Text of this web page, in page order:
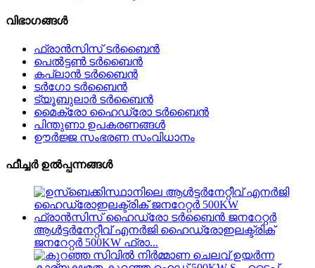
വിഭാഗങ്ങൾ
ഫ്രാൻസിസ് ടർബൈൻ
പെൽട്ടൺ ടർബൈൻ
കപ്ലാൻ ടർബൈൻ
ടർഗോ ടർബൈൻ
ട്യൂബുലാർ ടർബൈൻ
മൈക്രോ ഹൈഡ്രോ ടർബൈൻ
പിന്തുണാ ഉപകരണങ്ങൾ
ഊർജ്ജ സംഭരണ ​​സംവിധാനം
ഫീച്ചർ ഉൽപ്പന്നങ്ങൾ
ആൾട്ടർനേറ്റീവ് എനർജി ഹൈഡ്രോഇലക്ട്രിക്
ജനറേറ്റർ 500KW ഫ്രാ...